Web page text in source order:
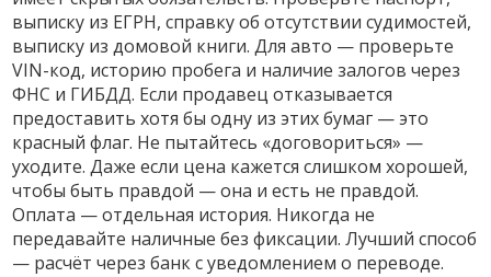
выписку из ЕГРН, справку об отсутствии судимостей,
выписку из домовой книги. Для авто — проверьте
VIN-код, историю пробега и наличие залогов через
ФНС и ГИБДД. Если продавец отказывается
предоставить хотя бы одну из этих бумаг — это
красный флаг. Не пытайтесь «договориться» —
уходите. Даже если цена кажется слишком хорошей,
чтобы быть правдой — она и есть не правдой.
Оплата — отдельная история. Никогда не
передавайте наличные без фиксации. Лучший способ
— расчёт через банк с уведомлением о переводе.